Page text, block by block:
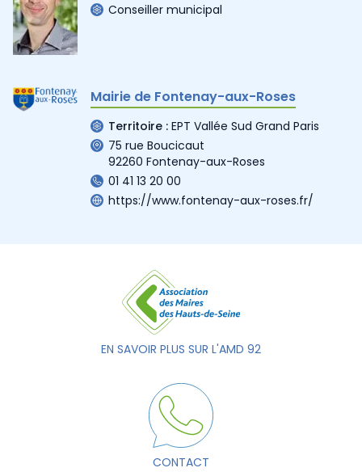
Conseiller municipal
Mairie de Fontenay-aux-Roses
Territoire : EPT Vallée Sud Grand Paris
75 rue Boucicaut
92260 Fontenay-aux-Roses
01 41 13 20 00
https://www.fontenay-aux-roses.fr/
EN SAVOIR PLUS SUR L'AMD 92
CONTACT